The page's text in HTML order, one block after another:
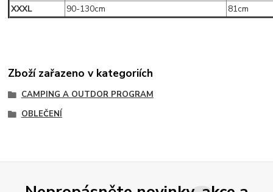
XXXL
90-130cm 81cm
Zboží zařazeno v kategoriích
CAMPING A OUTDOR PROGRAM
OBLEČENÍ